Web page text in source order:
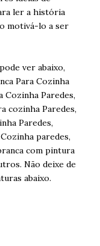
ler a história
motivá-lo a ser
ver abaixo,
Para Cozinha
Cozinha Paredes,
cozinha Paredes,
Paredes,
paredes,
com pintura
Não deixe de
abaixo.